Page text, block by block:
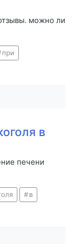
можно ли
при
в
печени
в